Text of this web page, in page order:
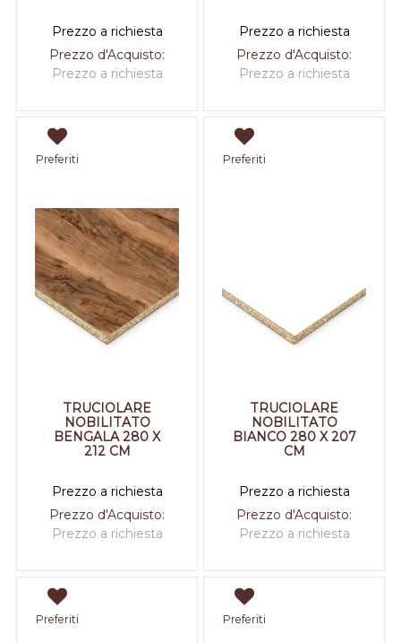
Prezzo a richiesta
Prezzo d'Acquisto:
Prezzo a richiesta
Prezzo a richiesta
Prezzo d'Acquisto:
Prezzo a richiesta
Preferiti
TRUCIOLARE
NOBILITATO
BENGALA 280 X
212 CM
Prezzo a richiesta
Prezzo d'Acquisto:
Prezzo a richiesta
Preferiti
TRUCIOLARE
NOBILITATO
BIANCO 280 X 207
CM
Prezzo a richiesta
Prezzo d'Acquisto:
Prezzo a richiesta
Preferiti Preferiti